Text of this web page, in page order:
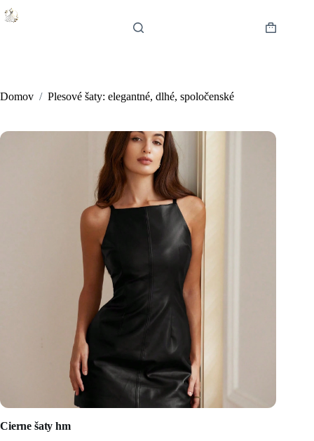
Skip
to
Shopping
Domov / Plesové šaty: elegantné, dlhé, spoločenské
Cierne šaty hm